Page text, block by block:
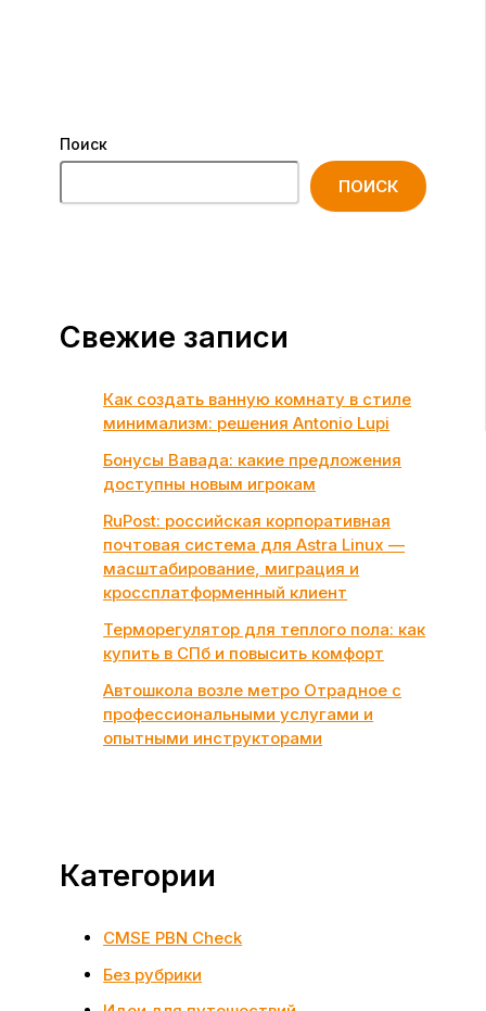
Поиск
ПОИСК
Свежие записи
Как создать ванную комнату в стиле
минимализм: решения Antonio Lupi
Бонусы Вавада: какие предложения
доступны новым игрокам
RuPost: российская корпоративная
почтовая система для Astra Linux —
масштабирование, миграция и
кроссплатформенный клиент
Терморегулятор для теплого пола: как
купить в СПб и повысить комфорт
Автошкола возле метро Отрадное с
профессиональными услугами и
опытными инструкторами
Категории
CMSE PBN Check
Без рубрики